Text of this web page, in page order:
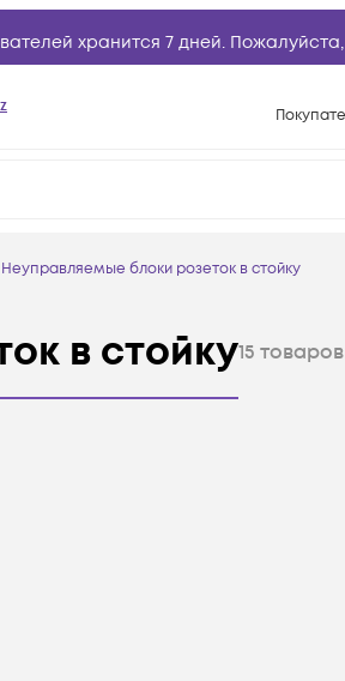
хранится 7 дней. Пожалуйста,
Вопросы
База
Неуправляемые блоки розеток в стойку
в стойку15 товаров